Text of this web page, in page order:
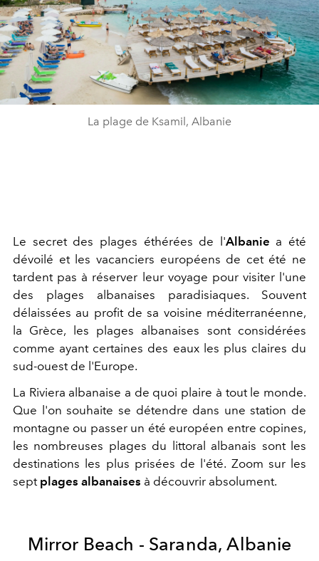
La plage de Ksamil, Albanie
Le secret des plages éthérées de l'Albanie a été
dévoilé et les vacanciers européens de cet été ne
tardent pas à réserver leur voyage pour visiter l'une
des plages albanaises paradisiaques. Souvent
délaissées au profit de sa voisine méditerranéenne,
la Grèce, les plages albanaises sont considérées
comme ayant certaines des eaux les plus claires du
sud-ouest de l'Europe.
La Riviera albanaise a de quoi plaire à tout le monde.
Que l'on souhaite se détendre dans une station de
montagne ou passer un été européen entre copines,
les nombreuses plages du littoral albanais sont les
destinations les plus prisées de l'été. Zoom sur les
sept plages albanaises à découvrir absolument.
Mirror Beach - Saranda, Albanie